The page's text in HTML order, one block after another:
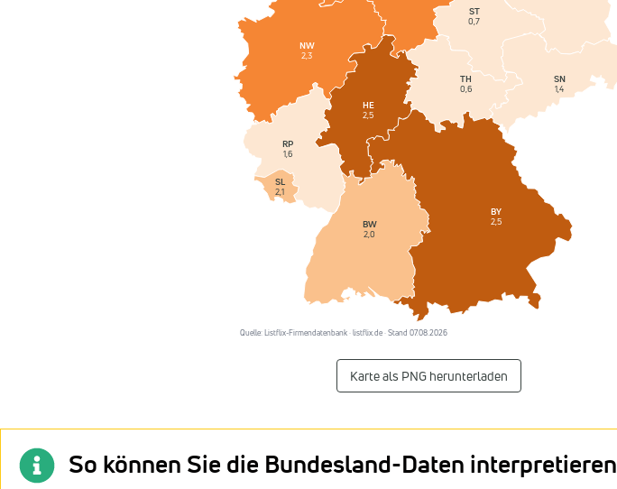
BW
2,0
BY
2,5
HE
2,5
NW
2,3
RP
1,6
SL
2,1
ST
0,7
SN
1,4
TH
0,6
Quelle: Listflix-Firmendatenbank · listflix.de · Stand 07.08.2026
Karte als PNG herunterladen
So können Sie die Bundesland-Daten interpretieren